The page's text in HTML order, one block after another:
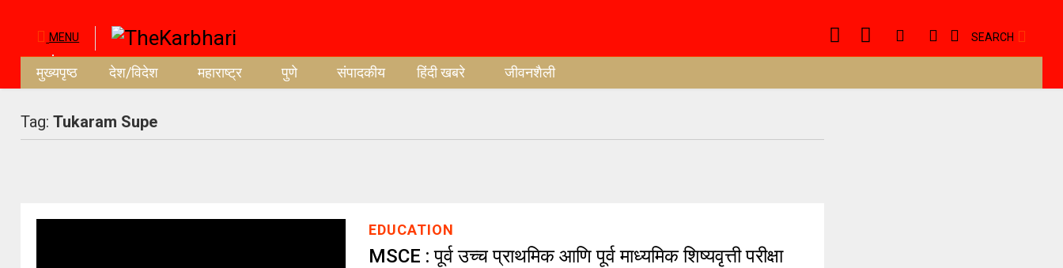
MENU SEARCH
मुख्यपृष्ठ देश/विदेश महाराष्ट्र पुणे संपादकीय हिंदी खबरे जीवनशैली
Tag:Tukaram Supe
EDUCATION
MSCE : पूर्व उच्च प्राथमिक आणि पूर्व माध्यमिक शिष्यवृत्ती परीक्षा